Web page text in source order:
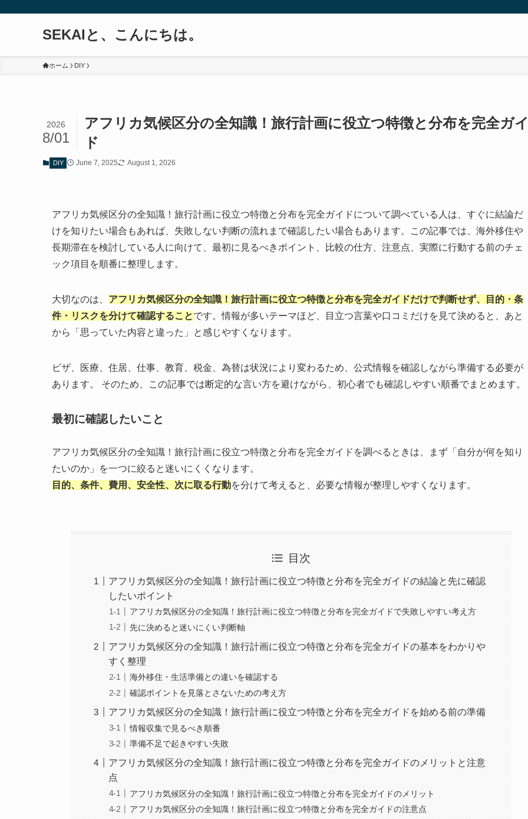
SEKAIと、こんにちは。
ホーム DIY
アフリカ気候区分の全知識！旅行計画に役立つ特徴と分布を完全ガ
ド
2026
8/01
DIY June 7, 2025 August 1, 2026
アフリカ気候区分の全知識！旅行計画に役立つ特徴と分布を完全ガイドについて調べている人は、すぐに結論だ
けを知りたい場合もあれば、失敗しない判断の流れまで確認したい場合もあります。この記事では、海外移住や
長期滞在を検討している人に向けて、最初に見るべきポイント、比較の仕方、注意点、実際に行動する前のチェ
ック項目を順番に整理します。
大切なのは、 アフリカ気候区分の全知識！旅行計画に役立つ特徴と分布を完全ガイドだけで判断せず、目的・条
件・リスクを分けて確認することです。情報が多いテーマほど、目立つ言葉や口コミだけを見て決めると、あと
から「思っていた内容と違った」と感じやすくなります。
ビザ、医療、住居、仕事、教育、税金、為替は状況により変わるため、公式情報を確認しながら準備する必要が
あります。 そのため、この記事では断定的な言い方を避けながら、初心者でも確認しやすい順番でまとめます。
最初に確認したいこと
アフリカ気候区分の全知識！旅行計画に役立つ特徴と分布を完全ガイドを調べるときは、まず「自分が何を知り
たいのか」を一つに絞ると迷いにくくなります。
目的、条件、費用、安全性、次に取る行動を分けて考えると、必要な情報が整理しやすくなります。
目次
アフリカ気候区分の全知識！旅行計画に役立つ特徴と分布を完全ガイドの結論と先に確認
したいポイント
アフリカ気候区分の全知識！旅行計画に役立つ特徴と分布を完全ガイドで失敗しやすい考え方
先に決めると迷いにくい判断軸
アフリカ気候区分の全知識！旅行計画に役立つ特徴と分布を完全ガイドの基本をわかりや
すく整理
海外移住・生活準備との違いを確認する
確認ポイントを見落とさないための考え方
アフリカ気候区分の全知識！旅行計画に役立つ特徴と分布を完全ガイドを始める前の準備
情報収集で見るべき順番
準備不足で起きやすい失敗
アフリカ気候区分の全知識！旅行計画に役立つ特徴と分布を完全ガイドのメリットと注意
点
アフリカ気候区分の全知識！旅行計画に役立つ特徴と分布を完全ガイドのメリット
アフリカ気候区分の全知識！旅行計画に役立つ特徴と分布を完全ガイドの注意点